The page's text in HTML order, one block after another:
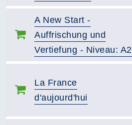
A New Start -
Auffrischung und
Vertiefung - Niveau: A2
La France
d'aujourd'hui